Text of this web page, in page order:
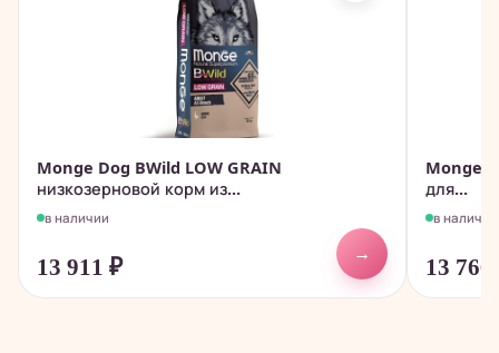
Monge Dog BWild LOW GRAIN
низкозерновой корм из...
в наличии
13 911 ₽
→
Monge
для...
в наличии
13 766